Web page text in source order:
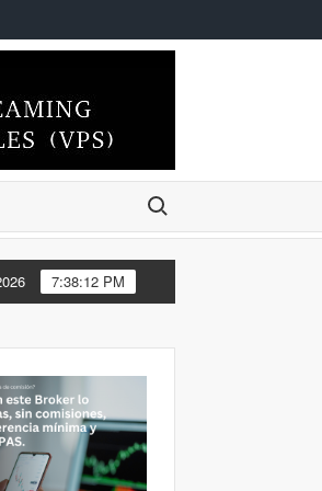
Buscar:
FEDORA 44 DE XFCE A KDE PLASMA
7:38:13 PM